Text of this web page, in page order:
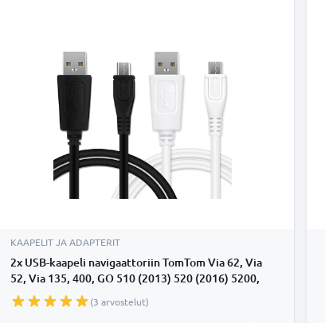
KAAPELIT JA ADAPTERIT
2x USB-kaapeli navigaattoriin TomTom Via 62, Via
52, Via 135, 400, GO 510 (2013) 520 (2016) 5200,
GO 610 6100, GO 620 - 1A, 1m latausjohto. Musta
valkoinen PVC kaapeli
(3 arvostelut)